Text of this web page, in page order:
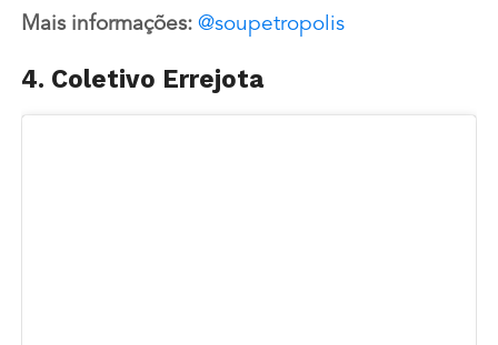
Mais informações: @soupetropolis
4. Coletivo Errejota